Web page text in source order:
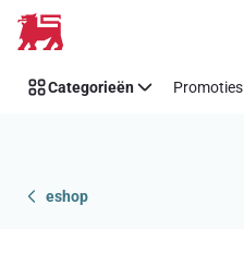
Overslaan
Categorieën Promoties
eshop